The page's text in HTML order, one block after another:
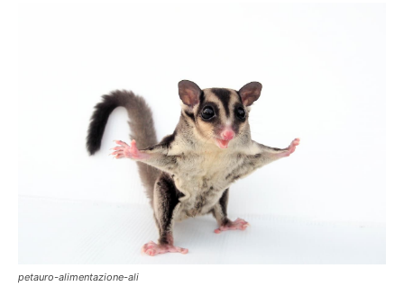
petauro-alimentazione-ali